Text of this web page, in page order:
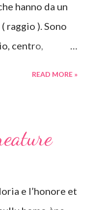
hanno da un
raggio ). Sono
centro,
ed ovali
e protezione.
READ MORE »
e l’honore et